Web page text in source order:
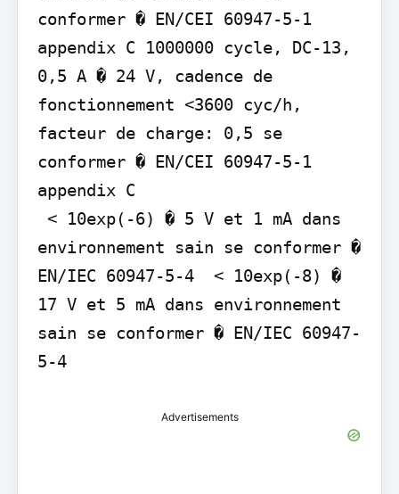
conformer � EN/CEI 60947-5-1
appendix C 1000000 cycle, DC-13,
0,5 A � 24 V, cadence de
fonctionnement <3600 cyc/h,
facteur de charge: 0,5 se
conformer � EN/CEI 60947-5-1
appendix C
environnement sain se conformer �
EN/IEC 60947-5-4  < 10exp(-8) �
17 V et 5 mA dans environnement
sain se conformer � EN/IEC 60947-
5-4
Advertisements